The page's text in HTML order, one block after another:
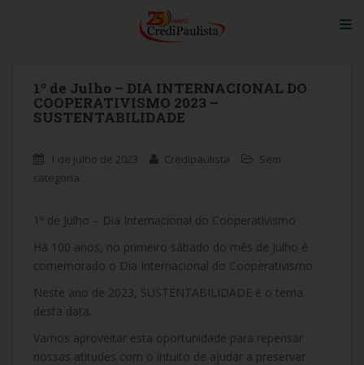
1º de Julho – DIA INTERNACIONAL DO
COOPERATIVISMO 2023 –
SUSTENTABILIDADE
1 de julho de 2023 Credipaulista
Sem
categoria
1º de Julho – Dia Internacional do Cooperativismo
Há 100 anos, no primeiro sábado do mês de Julho é
comemorado o Dia Internacional do Cooperativismo.
Neste ano de 2023, SUSTENTABILIDADE é o tema
desta data.
Vamos aproveitar esta oportunidade para repensar
nossas atitudes com o intuito de ajudar a preservar